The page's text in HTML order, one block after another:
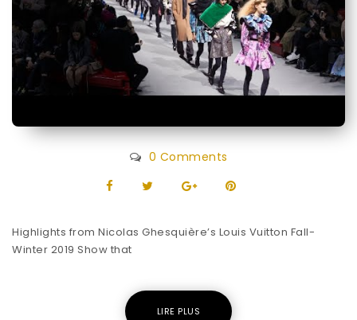
0 Comments
Highlights from Nicolas Ghesquière’s Louis Vuitton Fall-
Winter 2019 Show that
LIRE PLUS